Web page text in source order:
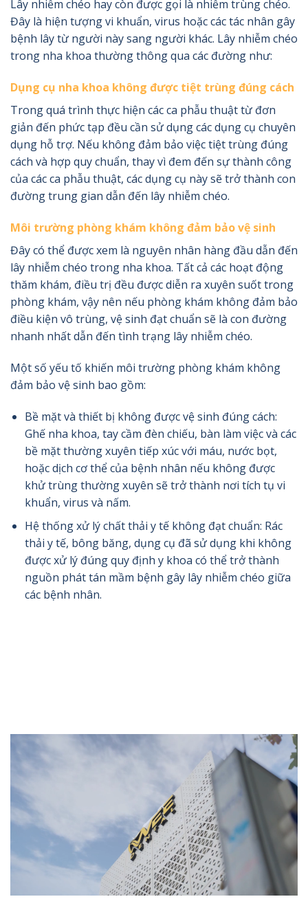
Lây nhiễm chéo hay còn được gọi là nhiễm trùng chéo.
Đây là hiện tượng vi khuẩn, virus hoặc các tác nhân gây
bệnh lây từ người này sang người khác. Lây nhiễm chéo
trong nha khoa thường thông qua các đường như:
Dụng cụ nha khoa không được tiệt trùng đúng cách
Trong quá trình thực hiện các ca phẫu thuật từ đơn
giản đến phức tạp đều cần sử dụng các dụng cụ chuyên
dụng hỗ trợ. Nếu không đảm bảo việc tiệt trùng đúng
cách và hợp quy chuẩn, thay vì đem đến sự thành công
của các ca phẫu thuật, các dụng cụ này sẽ trở thành con
đường trung gian dẫn đến lây nhiễm chéo.
Môi trường phòng khám không đảm bảo vệ sinh
Đây có thể được xem là nguyên nhân hàng đầu dẫn đến
lây nhiễm chéo trong nha khoa. Tất cả các hoạt động
thăm khám, điều trị đều được diễn ra xuyên suốt trong
phòng khám, vậy nên nếu phòng khám không đảm bảo
điều kiện vô trùng, vệ sinh đạt chuẩn sẽ là con đường
nhanh nhất dẫn đến tình trạng lây nhiễm chéo.
Một số yếu tố khiến môi trường phòng khám không
đảm bảo vệ sinh bao gồm:
Bề mặt và thiết bị không được vệ sinh đúng cách:
Ghế nha khoa, tay cầm đèn chiếu, bàn làm việc và các
bề mặt thường xuyên tiếp xúc với máu, nước bọt,
hoặc dịch cơ thể của bệnh nhân nếu không được
khử trùng thường xuyên sẽ trở thành nơi tích tụ vi
khuẩn, virus và nấm.
Hệ thống xử lý chất thải y tế không đạt chuẩn: Rác
thải y tế, bông băng, dụng cụ đã sử dụng khi không
được xử lý đúng quy định y khoa có thể trở thành
nguồn phát tán mầm bệnh gây lây nhiễm chéo giữa
các bệnh nhân.